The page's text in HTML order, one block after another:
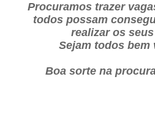
Procuramos trazer
todos possam
realizar os
Sejam todos bem
Boa sorte na